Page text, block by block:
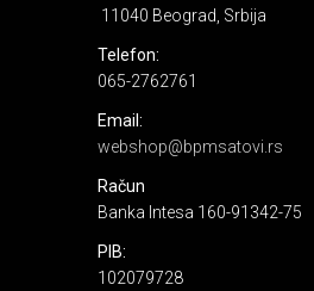
11040 Beograd, Srbija
Telefon:
065-2762761
Email:
webshop@bpmsatovi.rs
Račun
Banka Intesa 160-91342-75
PIB:
102079728